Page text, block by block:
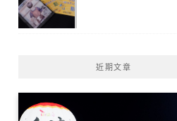
近期文章